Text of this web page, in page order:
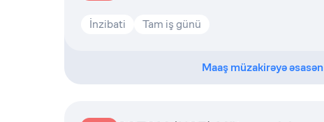
İnzibati Tam iş günü
Maaş müzakirəyə əsasən